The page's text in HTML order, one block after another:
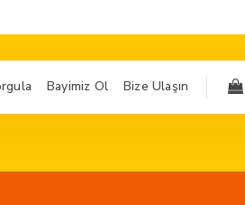
Bayimiz Ol Bize Ulaşın